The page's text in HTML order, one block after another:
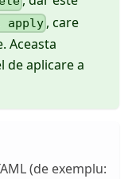
apply , care
Aceasta
de aplicare a
(de exemplu: